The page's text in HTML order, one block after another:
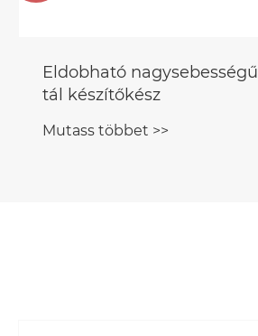
Eldobható nagysebességű
tál készítőkész
Mutass többet >>